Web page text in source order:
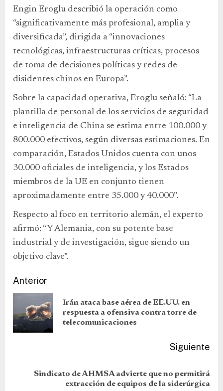
Engin Eroglu describió la operación como
“significativamente más profesional, amplia y
diversificada”, dirigida a “innovaciones
tecnológicas, infraestructuras críticas, procesos
de toma de decisiones políticas y redes de
disidentes chinos en Europa”.
Sobre la capacidad operativa, Eroglu señaló: “La
plantilla de personal de los servicios de seguridad
e inteligencia de China se estima entre 100.000 y
800.000 efectivos, según diversas estimaciones. En
comparación, Estados Unidos cuenta con unos
30.000 oficiales de inteligencia, y los Estados
miembros de la UE en conjunto tienen
aproximadamente entre 35.000 y 40.000”.
Respecto al foco en territorio alemán, el experto
afirmó: “Y Alemania, con su potente base
industrial y de investigación, sigue siendo un
objetivo clave”.
Anterior
Irán ataca base aérea de EE.UU. en
respuesta a ofensiva contra torre de
telecomunicaciones
Siguiente
Sindicato de AHMSA advierte que no permitirá
extracción de equipos de la siderúrgica